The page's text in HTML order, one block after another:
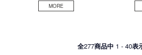
全277商品中 1 - 40表